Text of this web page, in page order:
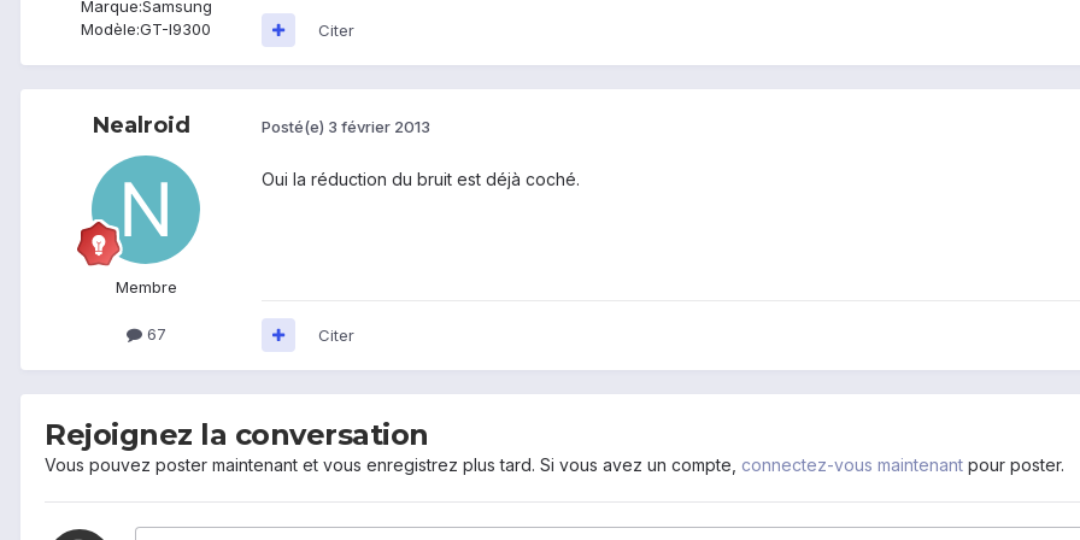
Marque:Samsung
Modèle:GT-I9300 Citer
Nealroid
Membre
67
Posté(e) 3 février 2013
Oui la réduction du bruit est déjà coché.
Citer
Rejoignez la conversation
Vous pouvez poster maintenant et vous enregistrez plus tard. Si vous avez un compte, connectez-vous maintenant pour poster.